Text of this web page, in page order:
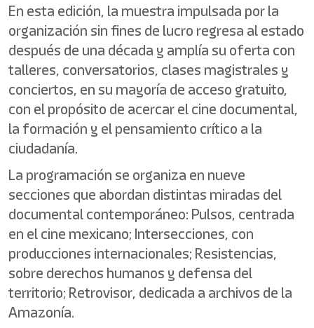
En esta edición, la muestra impulsada por la
organización sin fines de lucro regresa al estado
después de una década y amplía su oferta con
talleres, conversatorios, clases magistrales y
conciertos, en su mayoría de acceso gratuito,
con el propósito de acercar el cine documental,
la formación y el pensamiento crítico a la
ciudadanía.
La programación se organiza en nueve
secciones que abordan distintas miradas del
documental contemporáneo: Pulsos, centrada
en el cine mexicano; Intersecciones, con
producciones internacionales; Resistencias,
sobre derechos humanos y defensa del
territorio; Retrovisor, dedicada a archivos de la
Amazonía.